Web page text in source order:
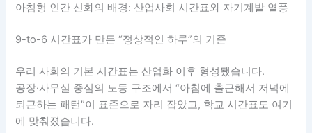
아침형 인간 신화의 배경: 산업사회 시간표와 자기계발 열풍
9-to-6 시간표가 만든 “정상적인 하루”의 기준
우리 사회의 기본 시간표는 산업화 이후 형성됐습니다.
공장·사무실 중심의 노동 구조에서 “아침에 출근해서 저녁에
퇴근하는 패턴”이 표준으로 자리 잡았고, 학교 시간표도 여기
에 맞춰졌습니다.